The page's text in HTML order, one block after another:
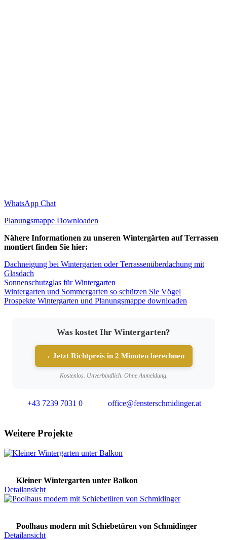
WhatsApp Chat
Planungsmappe Downloaden
Nähere Informationen zu unseren Wintergärten auf Terrassen
montiert finden Sie hier:
Dachneigung bei Wintergarten oder Terrassenüberdachung mit
Glasdach
Sonnenschutzglas für Wintergarten
Wintergarten und Sommergarten so schützen Sie Vögel
Prospekte Wintergarten und Planungsmappe downloaden
Was kostet Ihr Wintergarten?
→ Jetzt Richtpreis in 2 Minuten berechnen
Kostenlos. Unverbindlich. Ohne Anmeldung.
+43 7239 7031 0 office@fensterschmidinger.at
Weitere Projekte
Kleiner Wintergarten unter Balkon
Detailansicht
Poolhaus modern mit Schiebetüren von Schmidinger
Detailansicht